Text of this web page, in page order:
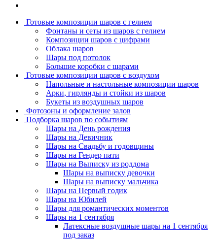
Готовые композиции шаров с гелием
Фонтаны и сеты из шаров с гелием
Композиции шаров с цифрами
Облака шаров
Шары под потолок
Большие коробки с шарами
Готовые композиции шаров с воздухом
Напольные и настольные композиции шаров
Арки, гирлянды и стойки из шаров
Букеты из воздушных шаров
Фотозоны и оформление залов
Подборка шаров по событиям
Шары на День рождения
Шары на Девичник
Шары на Свадьбу и годовщины
Шары на Гендер пати
Шары на Выписку из роддома
Шары на выписку девочки
Шары на выписку мальчика
Шары на Первый годик
Шары на Юбилей
Шары для романтических моментов
Шары на 1 сентября
Латексные воздушные шары на 1 сентября
под заказ